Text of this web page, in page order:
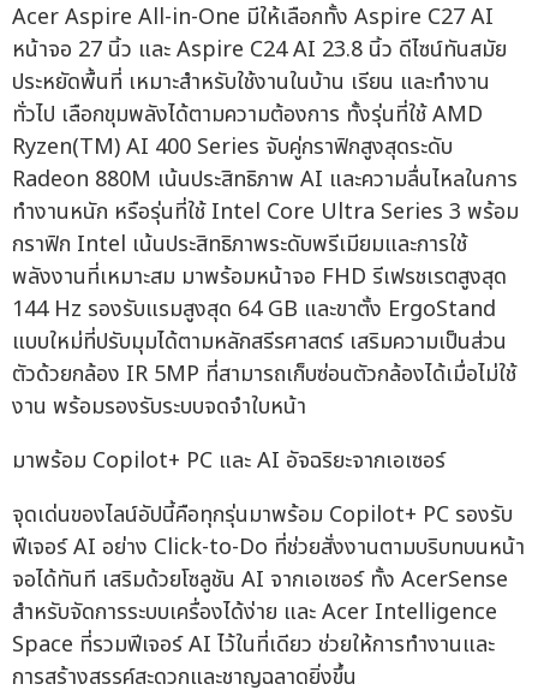
Acer Aspire All-in-One มีให้เลือกทั้ง Aspire C27 AI
หน้าจอ 27 นิ้ว และ Aspire C24 AI 23.8 นิ้ว ดีไซน์ทันสมัย
ประหยัดพื้นที่ เหมาะสำหรับใช้งานในบ้าน เรียน และทำงาน
ทั่วไป เลือกขุมพลังได้ตามความต้องการ ทั้งรุ่นที่ใช้ AMD
Ryzen(TM) AI 400 Series จับคู่กราฟิกสูงสุดระดับ
Radeon 880M เน้นประสิทธิภาพ AI และความลื่นไหลในการ
ทำงานหนัก หรือรุ่นที่ใช้ Intel Core Ultra Series 3 พร้อม
กราฟิก Intel เน้นประสิทธิภาพระดับพรีเมียมและการใช้
พลังงานที่เหมาะสม มาพร้อมหน้าจอ FHD รีเฟรชเรตสูงสุด
144 Hz รองรับแรมสูงสุด 64 GB และขาตั้ง ErgoStand
แบบใหม่ที่ปรับมุมได้ตามหลักสรีรศาสตร์ เสริมความเป็นส่วน
ตัวด้วยกล้อง IR 5MP ที่สามารถเก็บซ่อนตัวกล้องได้เมื่อไม่ใช้
งาน พร้อมรองรับระบบจดจำใบหน้า
มาพร้อม Copilot+ PC และ AI อัจฉริยะจากเอเซอร์
จุดเด่นของไลน์อัปนี้คือทุกรุ่นมาพร้อม Copilot+ PC รองรับ
ฟีเจอร์ AI อย่าง Click-to-Do ที่ช่วยสั่งงานตามบริบทบนหน้า
จอได้ทันที เสริมด้วยโซลูชัน AI จากเอเซอร์ ทั้ง AcerSense
สำหรับจัดการระบบเครื่องได้ง่าย และ Acer Intelligence
Space ที่รวมฟีเจอร์ AI ไว้ในที่เดียว ช่วยให้การทำงานและ
การสร้างสรรค์สะดวกและชาญฉลาดยิ่งขึ้น